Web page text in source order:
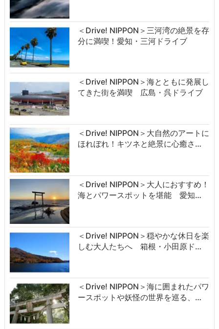
＜Drive! NIPPON＞三河湾の絶景を存
分に満喫！愛知・三河ドライブ
＜Drive! NIPPON＞海とともに発展し
てきた街を満喫 広島・呉ドライブ
＜Drive! NIPPON＞大自然のアートに
ほれぼれ！キツネと絶景に心癒さ…
＜Drive! NIPPON＞大人におすすめ！
海とパワースポットを堪能 愛知…
＜Drive! NIPPON＞穏やかな休日を楽
しむ大人たちへ 箱根・小田原ド…
＜Drive! NIPPON＞海に囲まれたパワ
ースポットや妖怪の世界を巡る、…